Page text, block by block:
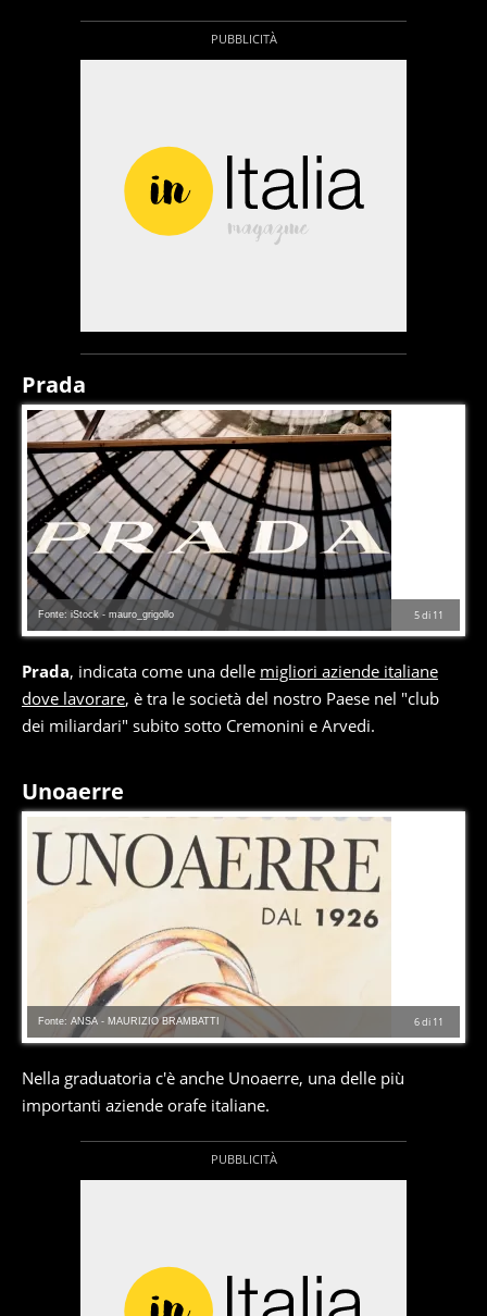
Prada
5di 11
Fonte: iStock - mauro_grigollo
Prada, indicata come una delle migliori aziende italiane
dove lavorare, è tra le società del nostro Paese nel "club
dei miliardari" subito sotto Cremonini e Arvedi.
Unoaerre
6di 11
Fonte: ANSA - MAURIZIO BRAMBATTI
Nella graduatoria c'è anche Unoaerre, una delle più
importanti aziende orafe italiane.